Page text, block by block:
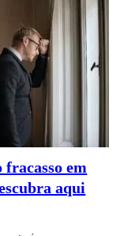
em
aqui